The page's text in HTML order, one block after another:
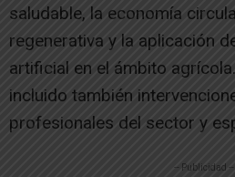
saludable, la economía
regenerativa y la aplicación
artificial en el ámbito
incluido también
profesionales del sector y
-- Publicidad --